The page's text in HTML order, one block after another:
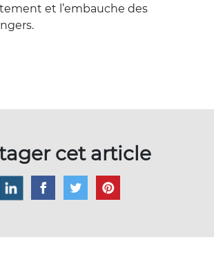
et l’embauche des
cet article